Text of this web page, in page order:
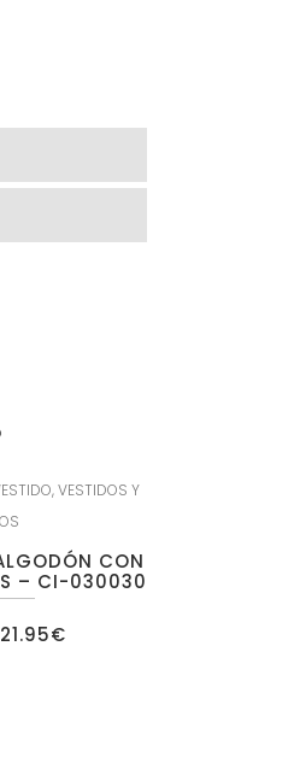
,VESTIDOS Y
CON
– CI-030030
El
precio
21.95€